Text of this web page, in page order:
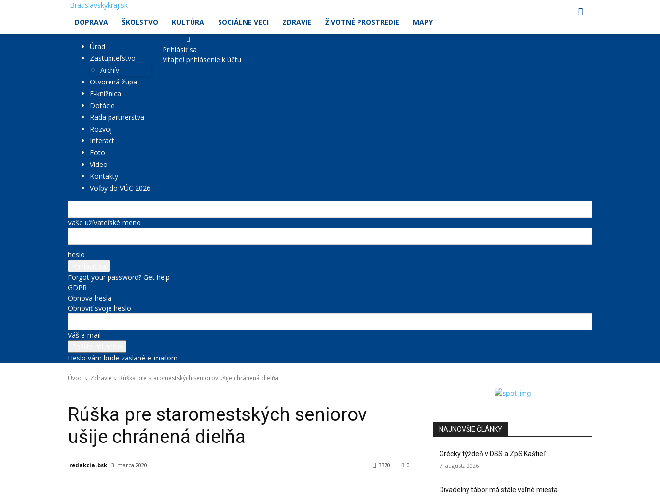
Bratislavskykraj.sk
DOPRAVA
ŠKOLSTVO KULTÚRA SOCIÁLNE VECI ZDRAVIE ŽIVOTNÉ PROSTREDIE MAPY
Úrad
Zastupiteľstvo
Archív
Otvorená župa
E-knižnica
Dotácie
Rada partnerstva
Rozvoj
Interact
Foto
Video
Kontakty
Voľby do VÚC 2026
Prihlásiť sa
Vitajte! prihlásenie k účtu
Vaše užívateľské meno
heslo
Forgot your password? Get help
GDPR
Obnova hesla
Obnoviť svoje heslo
Váš e-mail
Heslo vám bude zaslané e-mailom
Úvod Zdravie Rúška pre staromestských seniorov ušije chránená dielňa
Rúška pre staromestských seniorov
ušije chránená dielňa
redakcia-bsk 13. marca 2020 0
3370
NAJNOVŠIE ČLÁNKY
Grécky týždeň v DSS a ZpS Kaštieľ
7. augusta 2026
Divadelný tábor má stále voľné miesta